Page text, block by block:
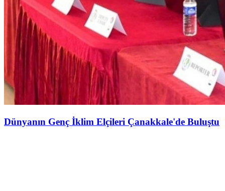
Dünyanın Genç İklim Elçileri Çanakkale'de Buluştu